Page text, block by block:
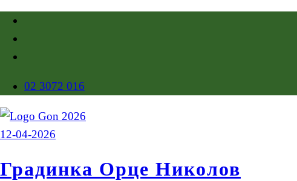
02 3072 016
Градинка Орце Николов